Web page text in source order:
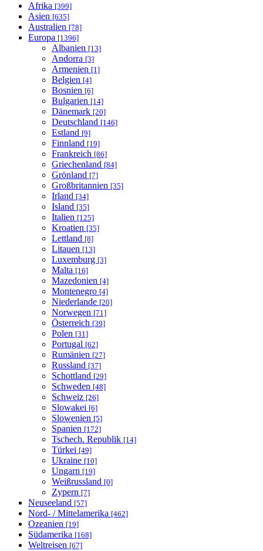
Afrika [399]
Asien [635]
Australien [78]
Europa [1396]
Albanien [13]
Andorra [3]
Armenien [1]
Belgien [4]
Bosnien [6]
Bulgarien [14]
Dänemark [20]
Deutschland [146]
Estland [9]
Finnland [19]
Frankreich [86]
Griechenland [84]
Grönland [7]
Großbritannien [35]
Irland [34]
Island [35]
Italien [125]
Kroatien [35]
Lettland [8]
Litauen [13]
Luxemburg [3]
Malta [16]
Mazedonien [4]
Montenegro [4]
Niederlande [20]
Norwegen [71]
Österreich [39]
Polen [31]
Portugal [62]
Rumänien [27]
Russland [37]
Schottland [29]
Schweden [48]
Schweiz [26]
Slowakei [6]
Slowenien [5]
Spanien [172]
Tschech. Republik [14]
Türkei [49]
Ukraine [10]
Ungarn [19]
Weißrussland [0]
Zypern [7]
Neuseeland [57]
Nord- / Mittelamerika [462]
Ozeanien [19]
Südamerika [168]
Weltreisen [67]